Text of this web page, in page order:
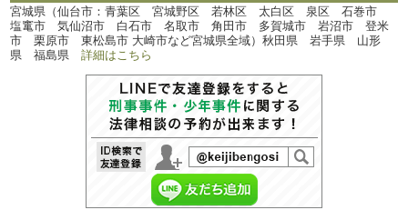
宮城県（仙台市：青葉区 宮城野区 若林区 太白区 泉区 石巻市
塩竃市 気仙沼市 白石市 名取市 角田市 多賀城市 岩沼市 登米
市 栗原市 東松島市 大崎市など宮城県全域）秋田県 岩手県 山形
県 福島県詳細はこちら